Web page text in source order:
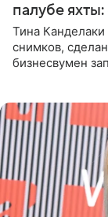
палубе
Тина
снимков,
бизнесвумен